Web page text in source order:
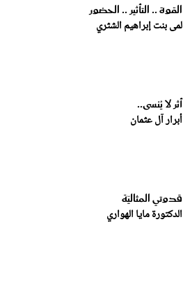
القوة .. التأثير .. الحضور
لمى بنت إبراهيم الشثري
أثر لا يُنسى..
أبرار آل عثمان
قدوتي المثاليّة
الدكتورة مايا الهواري